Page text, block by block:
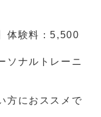
体験料：5,500
ソナルトレーニ
方におススメで